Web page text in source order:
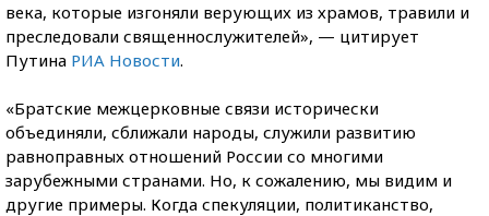
века, которые изгоняли верующих из храмов, травили и
преследовали священнослужителей», — цитирует
Путина РИА Новости.
«Братские межцерковные связи исторически
объединяли, сближали народы, служили развитию
равноправных отношений России со многими
зарубежными странами. Но, к сожалению, мы видим и
другие примеры. Когда спекуляции, политиканство,